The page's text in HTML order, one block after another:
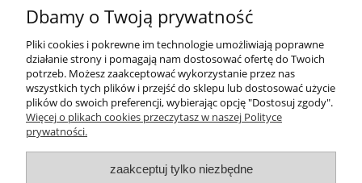
do koszyka
Pomoc
Moje konto
Dbamy o Twoją prywatność
Pliki cookies i pokrewne im technologie umożliwiają poprawne
działanie strony i pomagają nam dostosować ofertę do Twoich
potrzeb. Możesz zaakceptować wykorzystanie przez nas
wszystkich tych plików i przejść do sklepu lub dostosować użycie
plików do swoich preferencji, wybierając opcję "Dostosuj zgody".
Więcej o plikach cookies przeczytasz w naszej Polityce
prywatności.
zaakceptuj tylko niezbędne